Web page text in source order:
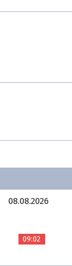
08.08.2026
09:02